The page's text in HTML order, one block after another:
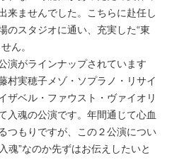
来ませんでした。こちらに赴任し
のスタジオに通い、充実した“東
ん。
演がラインナップされています
村実穂子メゾ・ソプラノ・リサイ
ザベル・ファウスト・ヴァイオリ
入魂の公演です。年間通じて心血
つもりですが、この２公演につい
魂”なのか先ずはお伝えしたいと